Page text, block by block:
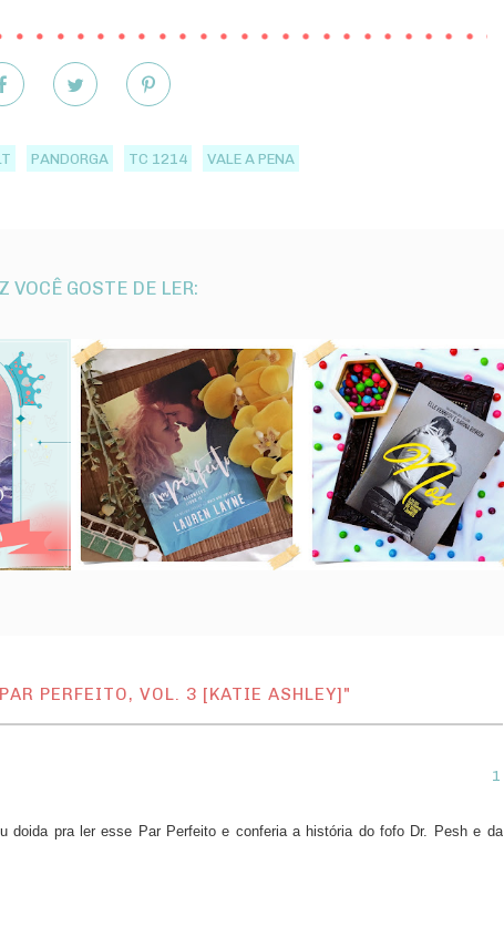
PANDORGA TC 1214 VALE A PENA
VOCÊ GOSTE DE LER:
PERFEITO, VOL. 3 [KATIE ASHLEY]"
doida pra ler esse Par Perfeito e conferia a história do fofo Dr. Pesh e da